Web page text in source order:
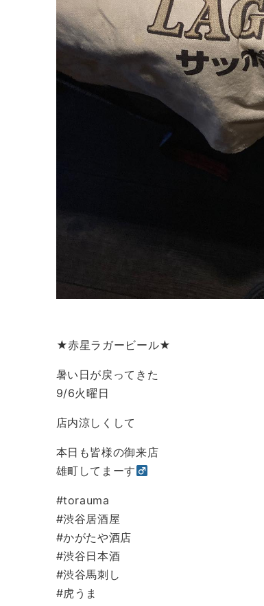
★赤星ラガービール★
暑い日が戻ってきた
9/6火曜日
店内涼しくして
本日も皆様の御来店
雄町してまーす‍
#torauma
#渋谷居酒屋
#かがたや酒店
#渋谷日本酒
#渋谷馬刺し
#虎うま